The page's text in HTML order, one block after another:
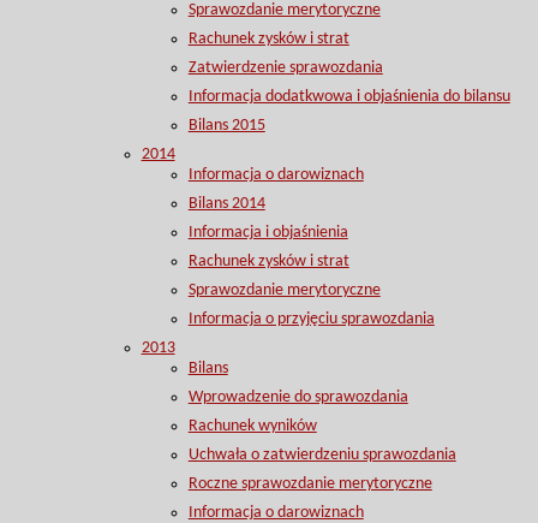
Sprawozdanie merytoryczne
Rachunek zysków i strat
Zatwierdzenie sprawozdania
Informacja dodatkwowa i objaśnienia do bilansu
Bilans 2015
2014
Informacja o darowiznach
Bilans 2014
Informacja i objaśnienia
Rachunek zysków i strat
Sprawozdanie merytoryczne
Informacja o przyjęciu sprawozdania
2013
Bilans
Wprowadzenie do sprawozdania
Rachunek wyników
Uchwała o zatwierdzeniu sprawozdania
Roczne sprawozdanie merytoryczne
Informacja o darowiznach